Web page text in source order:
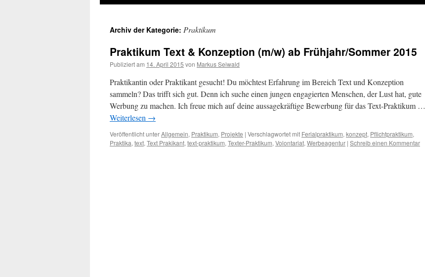
springen
Archiv der Kategorie: Praktikum
Praktikum Text & Konzeption (m/w) ab Frühjahr/Sommer 2015
Publiziert am 14. April 2015 von Markus Seiwald
Praktikantin oder Praktikant gesucht! Du möchtest Erfahrung im Bereich Text und Konzeption
sammeln? Das trifft sich gut. Denn ich suche einen jungen engagierten Menschen, der Lust hat, gute
Werbung zu machen. Ich freue mich auf deine aussagekräftige Bewerbung für das Text-Praktikum …
Weiterlesen →
Veröffentlicht unterAllgemein, Praktikum, Projekte | Verschlagwortet mit Ferialpraktikum, konzept, Pflichtpraktikum,
Praktika, text, Text Prakikant, text-praktikum, Texter-Praktikum, Volontariat, Werbeagentur | Schreib einen Kommentar